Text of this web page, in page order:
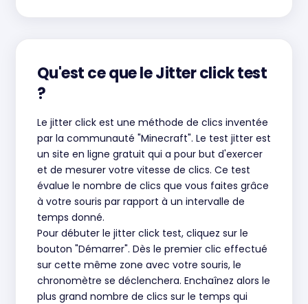
Qu'est ce que le Jitter click test
?
Le jitter click est une méthode de clics inventée
par la communauté "Minecraft". Le test jitter est
un site en ligne gratuit qui a pour but d'exercer
et de mesurer votre vitesse de clics. Ce test
évalue le nombre de clics que vous faites grâce
à votre souris par rapport à un intervalle de
temps donné.
Pour débuter le jitter click test, cliquez sur le
bouton "Démarrer". Dès le premier clic effectué
sur cette même zone avec votre souris, le
chronomètre se déclenchera. Enchaînez alors le
plus grand nombre de clics sur le temps qui